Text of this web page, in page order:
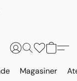
Magasiner